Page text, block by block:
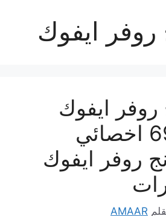
ايفوك
روفر ايفوك
69622745 اخصائي
روفر ايفوك
AMAAR